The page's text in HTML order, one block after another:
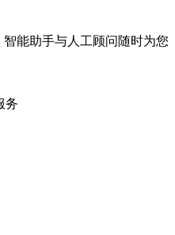
能助手与人工顾问随时为您
务